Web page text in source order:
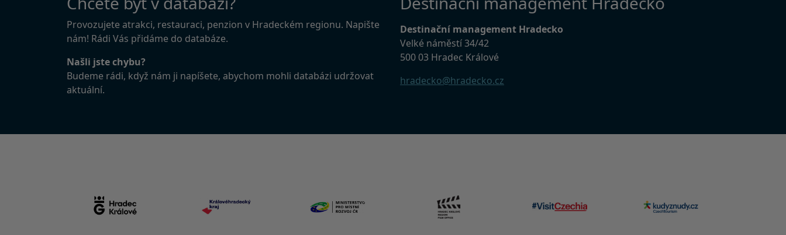
Provozujete atrakci, restauraci, penzion v Hradeckém regionu. Napište
nám! Rádi Vás přidáme do databáze.
Našli jste chybu?
Budeme rádi, když nám ji napíšete, abychom mohli databázi udržovat
aktuální.
Destinační management Hradecko
Velké náměstí 34/42
500 03 Hradec Králové
hradecko@hradecko.cz